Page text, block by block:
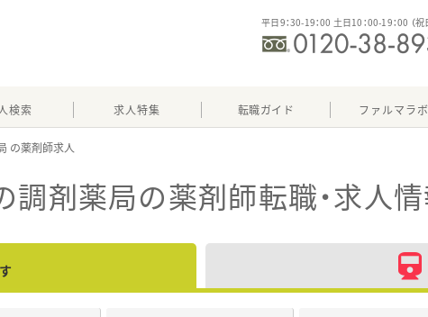
平日9：30-19：00 土日10：00-19：00 （
検索 求人特集 転職ガイド ファルマラボ
調剤薬局の薬剤師転職・求人